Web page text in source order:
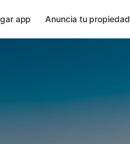
app Anuncia tu propiedad